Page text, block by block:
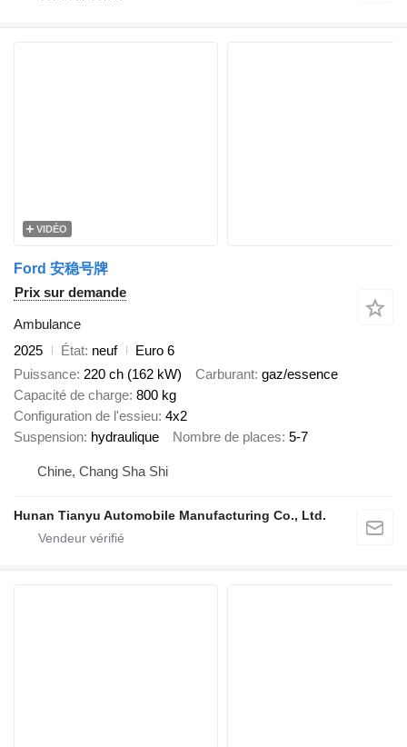
VIDÉO
Ford 安稳号牌
Prix sur demande
Ambulance
2025
État neuf
Euro 6
Puissance 220 ch (162 kW) Carburant gaz/essence
Capacité de charge 800 kg
Configuration de l'essieu 4x2
Suspension hydraulique Nombre de places 5-7
Chine, Chang Sha Shi
Hunan Tianyu Automobile Manufacturing Co., Ltd.